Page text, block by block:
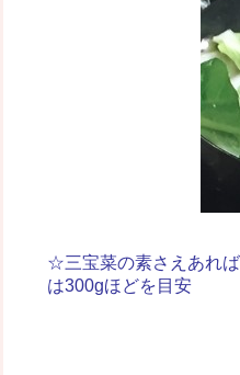
☆三宝菜の素さえあれ
は300gほどを目安